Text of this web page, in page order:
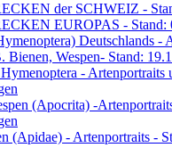
der SCHWEIZ -
EUROPAS - Stand:
Deutschlands -
Bienen, Wespen- Stand:
- Artenportraits
(Apocrita) -
(Apidae) - Artenportraits -